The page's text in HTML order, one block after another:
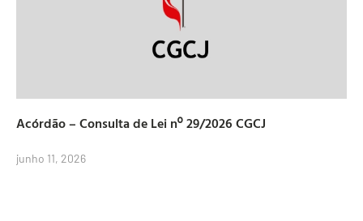
Acórdão – Consulta de Lei nº 29/2026 CGCJ
junho 11, 2026